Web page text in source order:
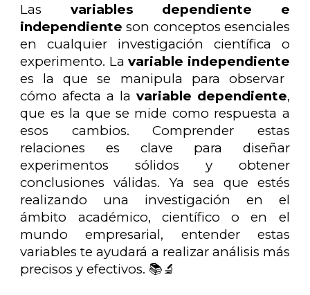
Lasvariables dependiente e
independiente son conceptos esenciales
en cualquier investigación científica o
experimento. Lavariable independiente
es la que se manipula para observar
cómo afecta a la variable dependiente,
que es la que se mide como respuesta a
esos cambios. Comprender estas
relaciones es clave para diseñar
experimentos sólidos y obtener
conclusiones válidas. Ya sea que estés
realizando una investigación en el
ámbito académico, científico o en el
mundo empresarial, entender estas
variables te ayudará a realizar análisis más
precisos y efectivos. 📚🔬